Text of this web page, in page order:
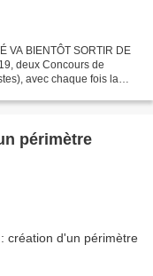
VA BIENTÔT SORTIR DE
deux Concours de
avec chaque fois la
périmètre